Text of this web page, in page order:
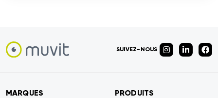
SUIVEZ-NOUS
MARQUES PRODUITS